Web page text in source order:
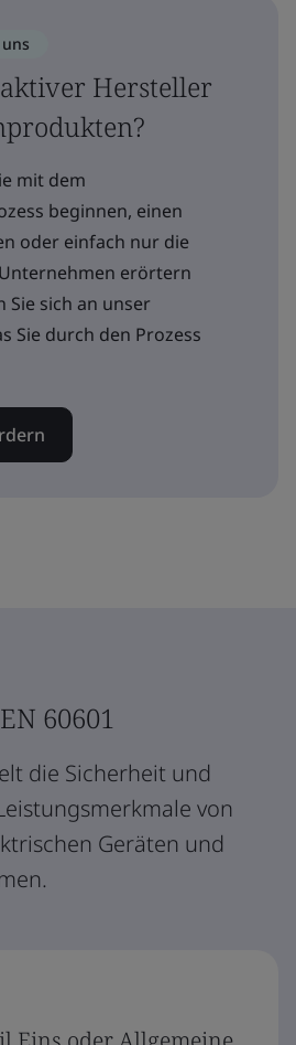
Hersteller
mit dem
beginnen, einen
oder einfach nur die
erörtern
Sie sich an unser
Sie durch den Prozess
60601
die Sicherheit und
von
Geräten und